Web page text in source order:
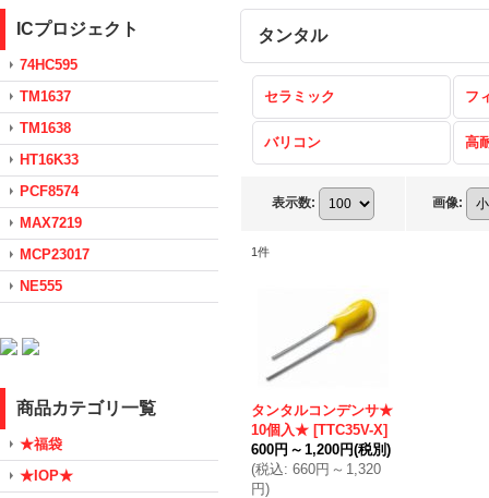
ICプロジェクト
74HC595
TM1637
TM1638
HT16K33
PCF8574
MAX7219
MCP23017
NE555
商品カテゴリ一覧
★福袋
★IOP★
タンタル
セラミック フ
バリコン 高
表示数: 画像:
1件
タンタルコンデンサ★
10個入★ [TTC35V-X]
600円 ～ 1,200円(税別)
(税込: 660円 ～ 1,320
円)